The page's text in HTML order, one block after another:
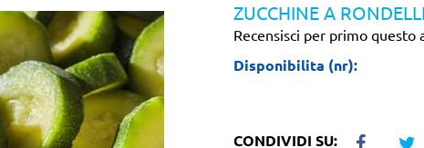
ZUCCHINE A
Recensisci per primo questo
Disponibilita (nr):
CONDIVIDI SU: